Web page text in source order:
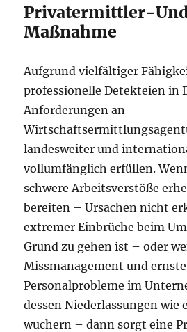
Privatermittler-
Maßnahme
Aufgrund vielfältiger
professionelle Detekteien in
Anforderungen an
landesweiter und
vollumfänglich erfüllen.
schwere Arbeitsverstöße
bereiten – Ursachen nicht
extremer Einbrüche beim
Grund zu gehen ist – oder
Missmanagement und ernste
Personalprobleme im
dessen Niederlassungen wie
wuchern – dann sorgt eine